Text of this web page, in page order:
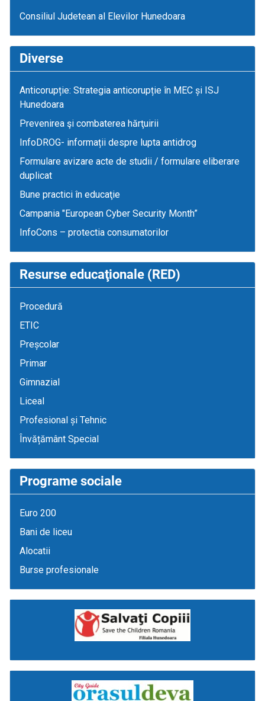
Consiliul Judetean al Elevilor Hunedoara
Diverse
Anticorupție: Strategia anticorupție în MEC și ISJ
Hunedoara
Prevenirea şi combaterea hărţuirii
InfoDROG- informații despre lupta antidrog
Formulare avizare acte de studii / formulare eliberare
duplicat
Bune practici în educaţie
Campania "European Cyber Security Month”
InfoCons – protectia consumatorilor
Resurse educaţionale (RED)
Procedură
ETIC
Preșcolar
Primar
Gimnazial
Liceal
Profesional și Tehnic
Învățământ Special
Programe sociale
Euro 200
Bani de liceu
Alocatii
Burse profesionale